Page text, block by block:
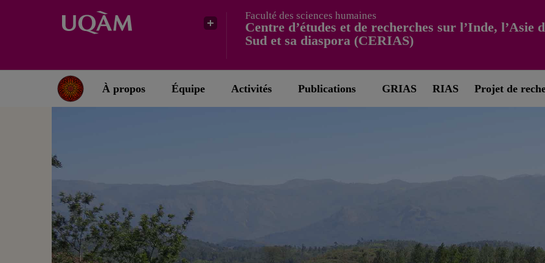
Faculté des sciences humaines
Centre d’études et de recherches sur l’Inde, l’Asie
Sud et sa diaspora (CERIAS)
À propos Équipe Activités Publications GRIAS RIAS Projet de